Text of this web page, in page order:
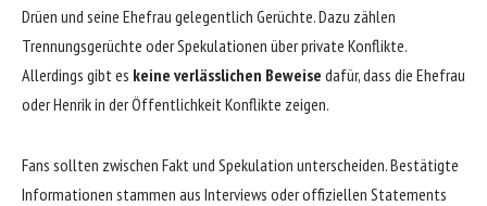
Drüen und seine Ehefrau gelegentlich Gerüchte. Dazu zählen
Trennungsgerüchte oder Spekulationen über private Konflikte.
Allerdings gibt es keine verlässlichen Beweise dafür, dass die Ehefrau
oder Henrik in der Öffentlichkeit Konflikte zeigen.
Fans sollten zwischen Fakt und Spekulation unterscheiden. Bestätigte
Informationen stammen aus Interviews oder offiziellen Statements